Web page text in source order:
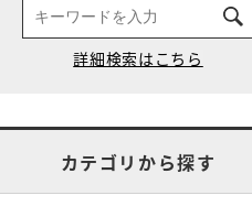
カテゴリから探す